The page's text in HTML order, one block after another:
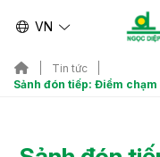
VN
Tin tức
Sảnh đón tiếp: Điểm